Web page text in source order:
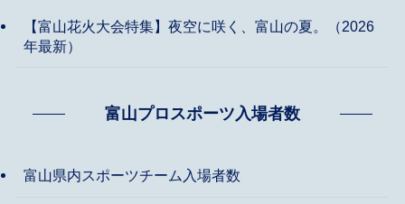
【富山花火大会特集】夜空に咲く、富山の夏。（2026
年最新）
富山プロスポーツ入場者数
富山県内スポーツチーム入場者数